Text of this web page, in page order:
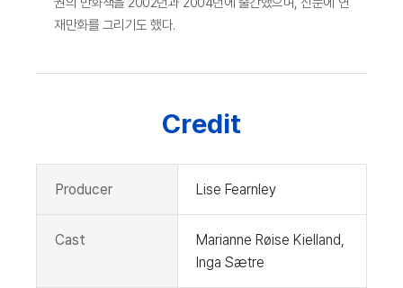
재만화를 그리기도 했다.
Credit
Producer Lise Fearnley
Cast
Marianne Røise Kielland,
Inga Sætre